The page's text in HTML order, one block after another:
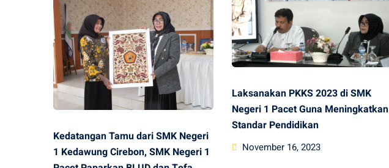
Kedatangan Tamu dari SMK Negeri
1 Kedawung Cirebon, SMK Negeri 1
Laksanakan PKKS 2023 di SMK
Negeri 1 Pacet Guna Meningkatkan
Standar Pendidikan
Posted
November 16, 2023